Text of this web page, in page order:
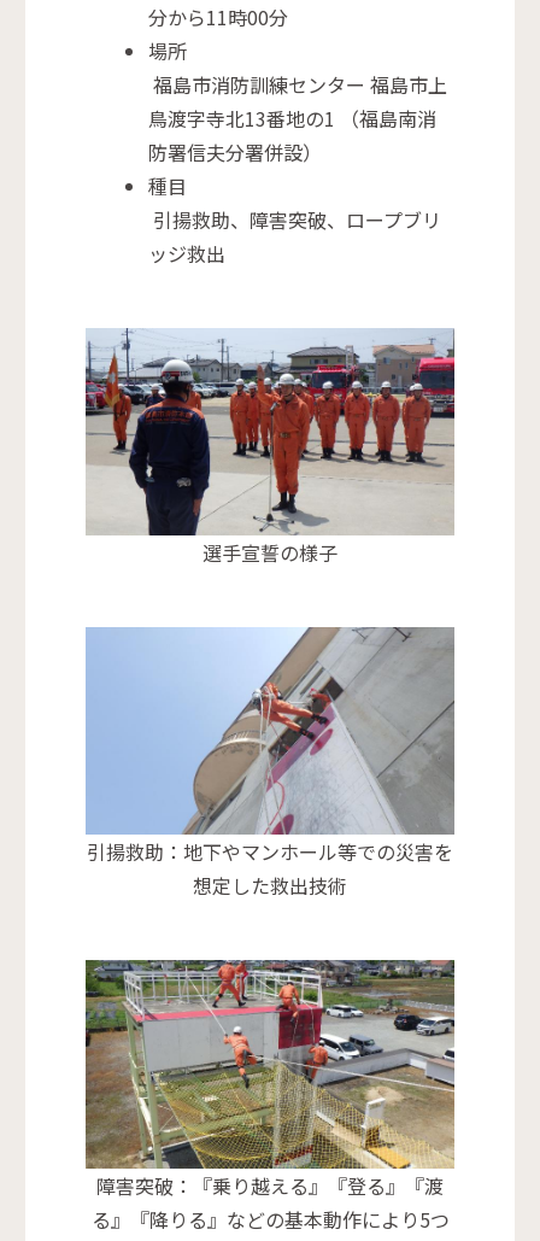
分から11時00分
場所
福島市消防訓練センター 福島市上
鳥渡字寺北13番地の1 （福島南消
防署信夫分署併設）
種目
引揚救助、障害突破、ロープブリ
ッジ救出
選手宣誓の様子
引揚救助：地下やマンホール等での災害を
想定した救出技術
障害突破：『乗り越える』『登る』『渡
る』『降りる』などの基本動作により5つ